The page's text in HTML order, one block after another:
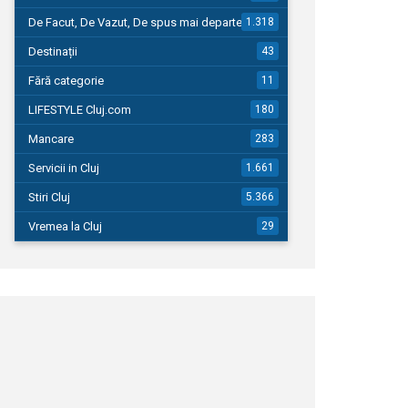
De Facut, De Vazut, De spus mai departe…1.318
Destinații 43
Fără categorie 11
LIFESTYLE Cluj.com 180
Mancare 283
Servicii in Cluj 1.661
Stiri Cluj 5.366
Vremea la Cluj 29